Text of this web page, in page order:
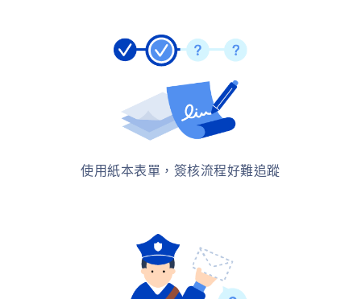
使用紙本表單，簽核流程好難追蹤